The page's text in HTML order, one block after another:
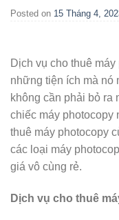
Posted on 15 Tháng 4,
Dịch vụ cho thuê
những tiện ích mà nó
không cần phải bỏ ra
chiếc máy photocopy
thuê máy photocopy
các loại máy
giá vô cùng rẻ.
Dịch vụ cho thuê